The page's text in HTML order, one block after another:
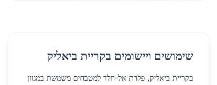
שימושים ויישומים בקריית ביאליק
בקריית ביאליק, פלדת אל-חלד למטבחים משמשת במגוון